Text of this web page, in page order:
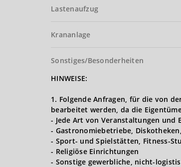
Lastenaufzug
Krananlage
Sonstiges/Besonderheiten
HINWEISE:
1. Folgende Anfragen, für die von
bearbeitet werden, da die
- Jede Art von Veranstaltungen und
- Gastronomiebetriebe,
- Sport- und Spielstätten, Fitness-
- Religiöse Einrichtungen
- Sonstige gewerbliche, nicht-